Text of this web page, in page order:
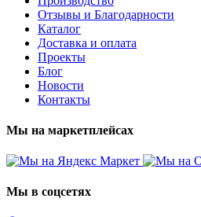
Отзывы и Благодарности
Каталог
Доставка и оплата
Проекты
Блог
Новости
Контакты
Мы на маркетплейсах
Мы в соцсетях